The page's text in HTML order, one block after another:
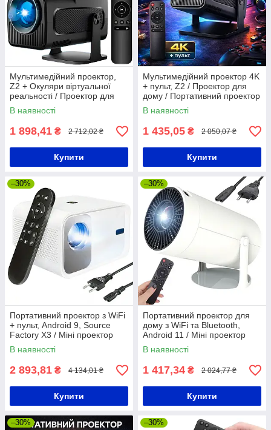
Мультимедійний проектор,
Z2 + Окуляри віртуальної
реальності / Проектор для
дому
В наявності
1 898,41 ₴ 2 712,02 ₴
Купити
Мультимедійний проектор 4K
+ пульт, Z2 / Проектор для
дому / Портативний проектор
/ Смарт-проектор
В наявності
1 435,05 ₴ 2 050,07 ₴
Купити
–30%
Портативний проектор з WiFi
+ пульт, Android 9, Source
Factory X3 / Міні проектор
для смартфона
В наявності
2 893,81 ₴ 4 134,01 ₴
Купити
–30%
Портативний проектор для
дому з WiFi та Bluetooth,
Android 11 / Міні проектор
для смартфона / Домашній
проектор
В наявності
1 417,34 ₴ 2 024,77 ₴
Купити
–30% –30%